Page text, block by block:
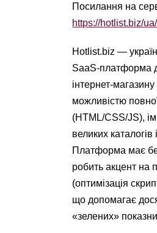
Посилання на
https://hotlist.biz/ua/
Hotlist.biz —
SaaS-платформа
інтернет-
можливістю повної
(HTML/CSS/JS),
великих
Платформа має
робить акцент на
(оптимізація
що допомагає
«зелених»